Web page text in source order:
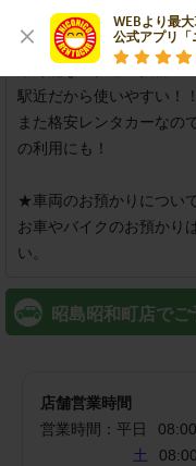
WEBより最
公式アプリ「
★青梅線「昭島駅」「中
用可能なアクセス抜群の
駅近だから使いやすい！
また格安レンタカーなの
の利用にも！
★車両のお預かりについ
お車やバイクのお預かり
い。
昭島昭和町店でご
店舗営業時間
営業時間： 平日 08:00
土